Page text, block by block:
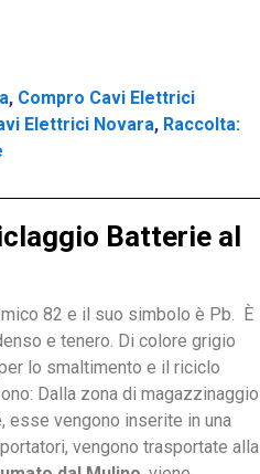
, Compro Cavi Elettrici
Elettrici Novara, Raccolta:
Batterie al
82 e il suo simbolo è Pb. È
e tenero. Di colore grigio
lo smaltimento e il riciclo
Dalla zona di magazzinaggio
esse vengono inserite in una
vengono trasportate alla